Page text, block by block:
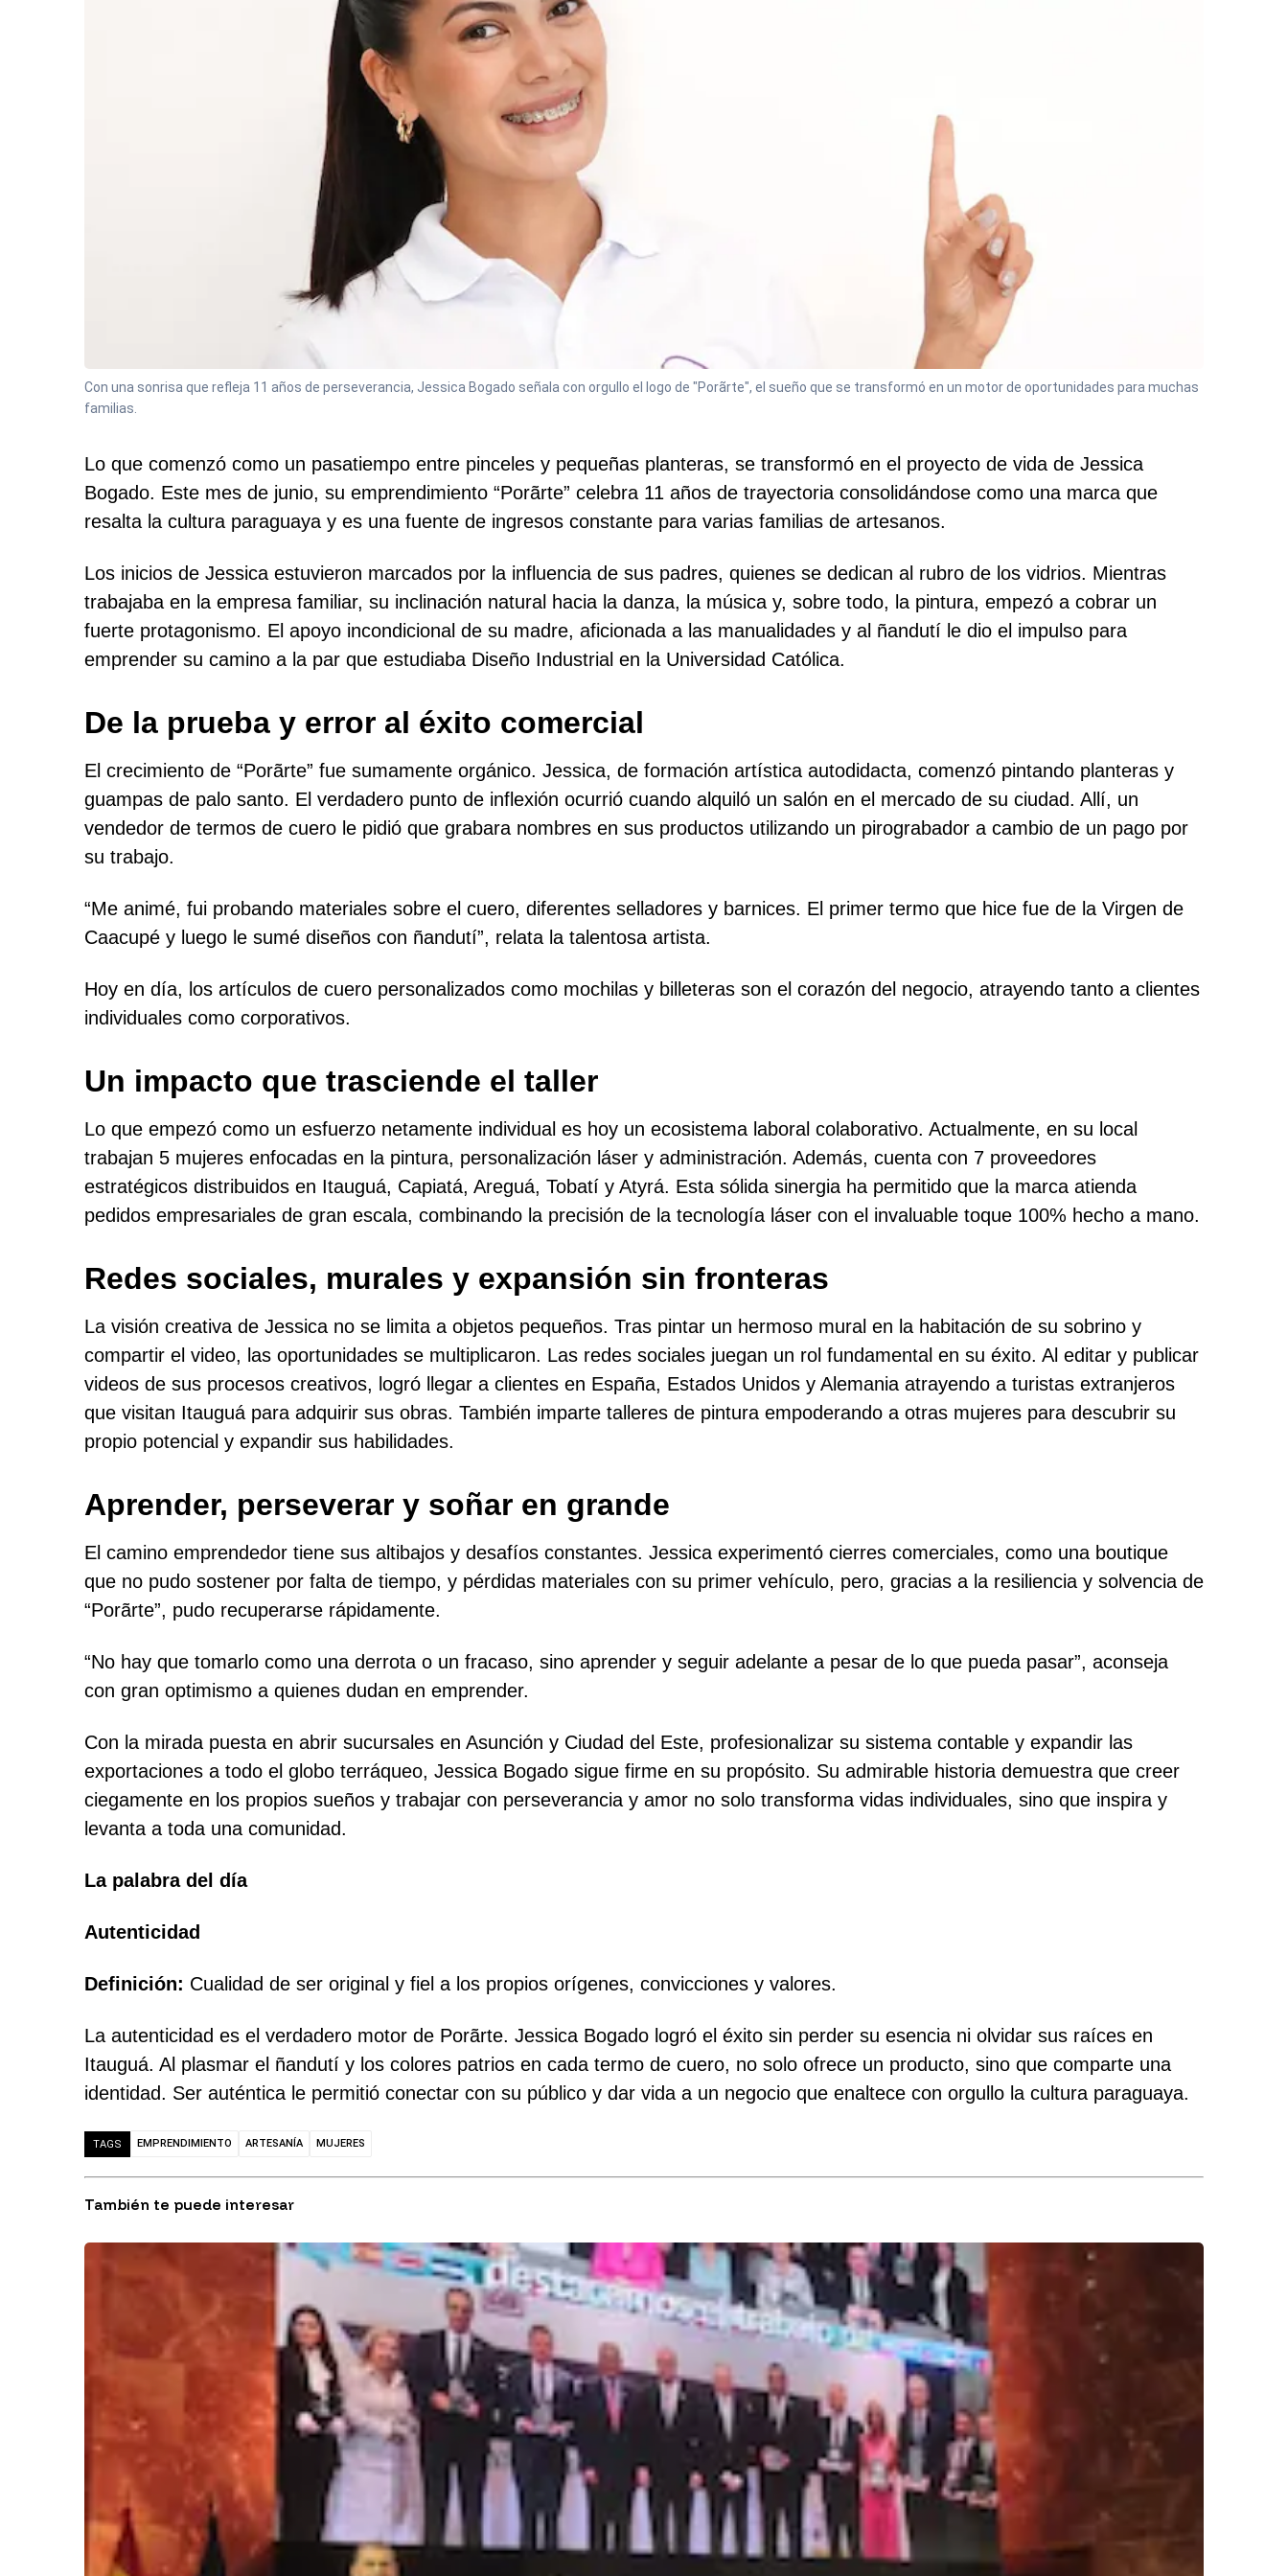
Con una sonrisa que refleja 11 años de perseverancia, Jessica Bogado señala con orgullo el logo de "Porãrte", el sueño que se transformó en un motor de oportunidades para muchas
familias.
Lo que comenzó como un pasatiempo entre pinceles y pequeñas planteras, se transformó en el proyecto de vida de Jessica
Bogado. Este mes de junio, su emprendimiento “Porãrte” celebra 11 años de trayectoria consolidándose como una marca que
resalta la cultura paraguaya y es una fuente de ingresos constante para varias familias de artesanos.
Los inicios de Jessica estuvieron marcados por la influencia de sus padres, quienes se dedican al rubro de los vidrios. Mientras
trabajaba en la empresa familiar, su inclinación natural hacia la danza, la música y, sobre todo, la pintura, empezó a cobrar un
fuerte protagonismo. El apoyo incondicional de su madre, aficionada a las manualidades y al ñandutí le dio el impulso para
emprender su camino a la par que estudiaba Diseño Industrial en la Universidad Católica.
De la prueba y error al éxito comercial
El crecimiento de “Porãrte” fue sumamente orgánico. Jessica, de formación artística autodidacta, comenzó pintando planteras y
guampas de palo santo. El verdadero punto de inflexión ocurrió cuando alquiló un salón en el mercado de su ciudad. Allí, un
vendedor de termos de cuero le pidió que grabara nombres en sus productos utilizando un pirograbador a cambio de un pago por
su trabajo.
“Me animé, fui probando materiales sobre el cuero, diferentes selladores y barnices. El primer termo que hice fue de la Virgen de
Caacupé y luego le sumé diseños con ñandutí”, relata la talentosa artista.
Hoy en día, los artículos de cuero personalizados como mochilas y billeteras son el corazón del negocio, atrayendo tanto a clientes
individuales como corporativos.
Un impacto que trasciende el taller
Lo que empezó como un esfuerzo netamente individual es hoy un ecosistema laboral colaborativo. Actualmente, en su local
trabajan 5 mujeres enfocadas en la pintura, personalización láser y administración. Además, cuenta con 7 proveedores
estratégicos distribuidos en Itauguá, Capiatá, Areguá, Tobatí y Atyrá. Esta sólida sinergia ha permitido que la marca atienda
pedidos empresariales de gran escala, combinando la precisión de la tecnología láser con el invaluable toque 100% hecho a mano.
Redes sociales, murales y expansión sin fronteras
La visión creativa de Jessica no se limita a objetos pequeños. Tras pintar un hermoso mural en la habitación de su sobrino y
compartir el video, las oportunidades se multiplicaron. Las redes sociales juegan un rol fundamental en su éxito. Al editar y publicar
videos de sus procesos creativos, logró llegar a clientes en España, Estados Unidos y Alemania atrayendo a turistas extranjeros
que visitan Itauguá para adquirir sus obras. También imparte talleres de pintura empoderando a otras mujeres para descubrir su
propio potencial y expandir sus habilidades.
Aprender, perseverar y soñar en grande
El camino emprendedor tiene sus altibajos y desafíos constantes. Jessica experimentó cierres comerciales, como una boutique
que no pudo sostener por falta de tiempo, y pérdidas materiales con su primer vehículo, pero, gracias a la resiliencia y solvencia de
“Porãrte”, pudo recuperarse rápidamente.
“No hay que tomarlo como una derrota o un fracaso, sino aprender y seguir adelante a pesar de lo que pueda pasar”, aconseja
con gran optimismo a quienes dudan en emprender.
Con la mirada puesta en abrir sucursales en Asunción y Ciudad del Este, profesionalizar su sistema contable y expandir las
exportaciones a todo el globo terráqueo, Jessica Bogado sigue firme en su propósito. Su admirable historia demuestra que creer
ciegamente en los propios sueños y trabajar con perseverancia y amor no solo transforma vidas individuales, sino que inspira y
levanta a toda una comunidad.
La palabra del día
Autenticidad
Definición: Cualidad de ser original y fiel a los propios orígenes, convicciones y valores.
La autenticidad es el verdadero motor de Porãrte. Jessica Bogado logró el éxito sin perder su esencia ni olvidar sus raíces en
Itauguá. Al plasmar el ñandutí y los colores patrios en cada termo de cuero, no solo ofrece un producto, sino que comparte una
identidad. Ser auténtica le permitió conectar con su público y dar vida a un negocio que enaltece con orgullo la cultura paraguaya.
TAGS EMPRENDIMIENTO ARTESANÍA MUJERES
También te puede interesar